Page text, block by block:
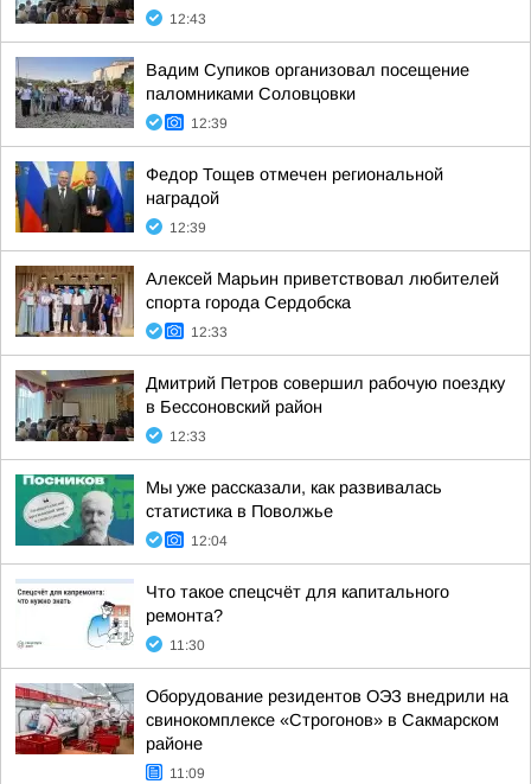
12:43
Вадим Супиков организовал посещение
паломниками Соловцовки
12:39
Федор Тощев отмечен региональной
наградой
12:39
Алексей Марьин приветствовал любителей
спорта города Сердобска
12:33
Дмитрий Петров совершил рабочую поездку
в Бессоновский район
12:33
Мы уже рассказали, как развивалась
статистика в Поволжье
12:04
Что такое спецсчёт для капитального
ремонта?
11:30
Оборудование резидентов ОЭЗ внедрили на
свинокомплексе «Строгонов» в Сакмарском
районе
11:09